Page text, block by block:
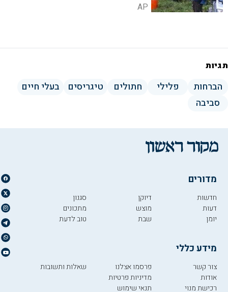
איש
AP
תגיות
הברחות פלילי חתולים טיגריסים
בעלי חיים
סביבה
מדורים
חדשות
דעות
יומן
דיוקן
מוצש
שבת
סגנון
מתכונים
טוב לדעת
מידע כללי
צור קשר
אודות
רכישת מנוי
פרסמו אצלנו
מדיניות פרטיות
תנאי שימוש
שאלות ותשובות